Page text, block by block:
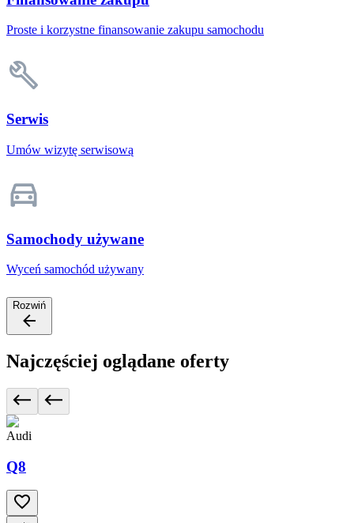
Proste i korzystne finansowanie zakupu samochodu
Serwis
Umów wizytę serwisową
Samochody używane
Wyceń samochód używany
Rozwiń
Najczęściej oglądane oferty
Audi
Q8